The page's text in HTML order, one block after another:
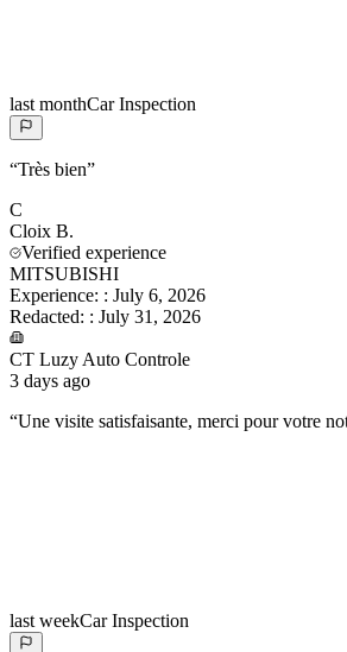
last monthCar Inspection
“Très bien”
C
Cloix B.
Verified experience
MITSUBISHI
Experience: : July 6, 2026
Redacted: : July 31, 2026
CT Luzy Auto Controle
3 days ago
“Une visite satisfaisante, merci pour votre
last weekCar Inspection